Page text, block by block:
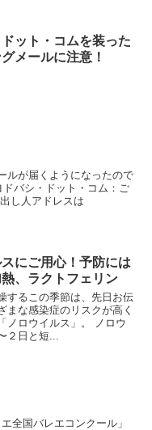
ット・コムを装った
メールに注意！
ルが届くようになったので
ドバシ・ドット・コム：ご
し人アドレスは
にご用心！予防には
、ラクトフェリン
するこの季節は、先日お伝
まな感染症のリスクが高く
ノロウイルス」。 ノロウ
２日と短...
エ全国バレエコンクール」